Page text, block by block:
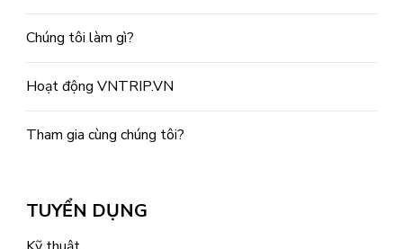
Chúng tôi làm gì?
Hoạt động VNTRIP.VN
Tham gia cùng chúng tôi?
TUYỂN DỤNG